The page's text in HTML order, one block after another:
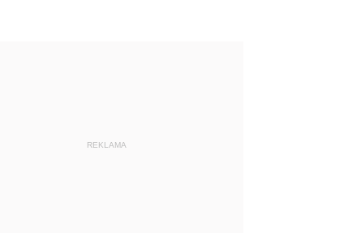
REKLAMA